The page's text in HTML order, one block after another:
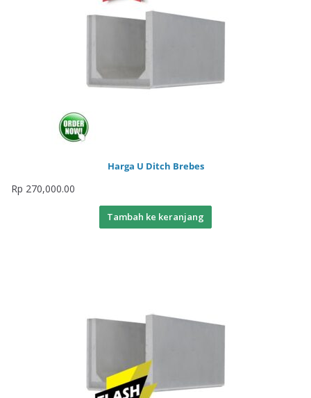
Harga U Ditch Brebes
Rp 270,000.00
Tambah ke keranjang